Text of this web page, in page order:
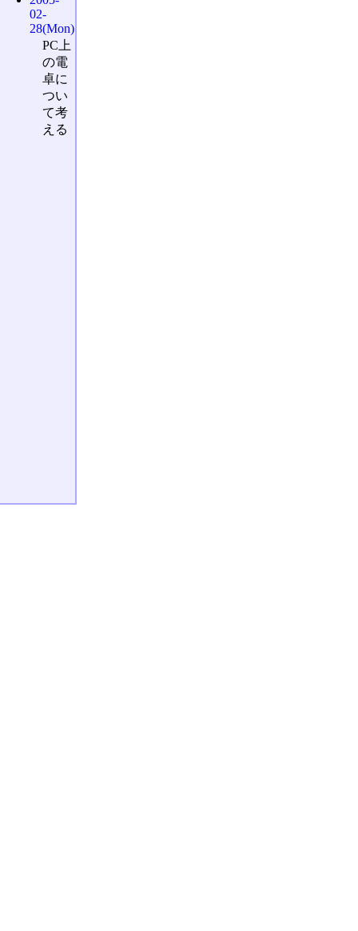
02-
28(Mon)
PC上
の電
卓に
つい
て考
える